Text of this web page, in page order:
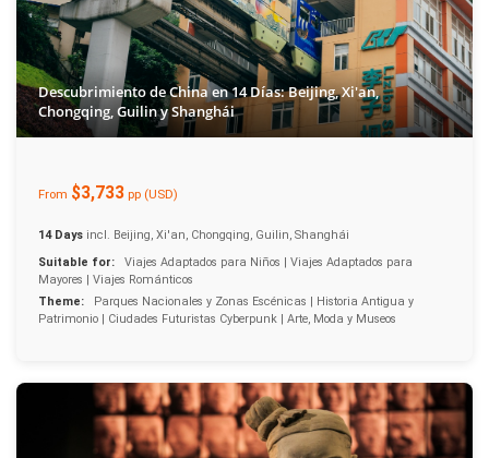
Descubrimiento de China en 14 Días: Beijing, Xi'an,
Chongqing, Guilin y Shanghái
From $3,733 pp (USD)
14 Days incl. Beijing, Xi'an, Chongqing, Guilin, Shanghái
Suitable for:
Viajes Adaptados para Niños | Viajes Adaptados para
Mayores | Viajes Románticos
Theme:
Parques Nacionales y Zonas Escénicas | Historia Antigua y
Patrimonio | Ciudades Futuristas Cyberpunk | Arte, Moda y Museos